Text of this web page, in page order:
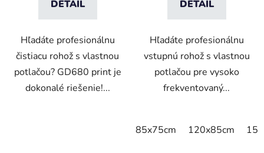
DETAIL
Hľadáte profesionálnu
čistiacu rohož s vlastnou
potlačou? GD680 print je
dokonalé riešenie!...
DETAIL
Hľadáte profesionálnu
vstupnú rohož s vlastnou
potlačou pre vysoko
frekventovaný...
85x75cm 120x85cm